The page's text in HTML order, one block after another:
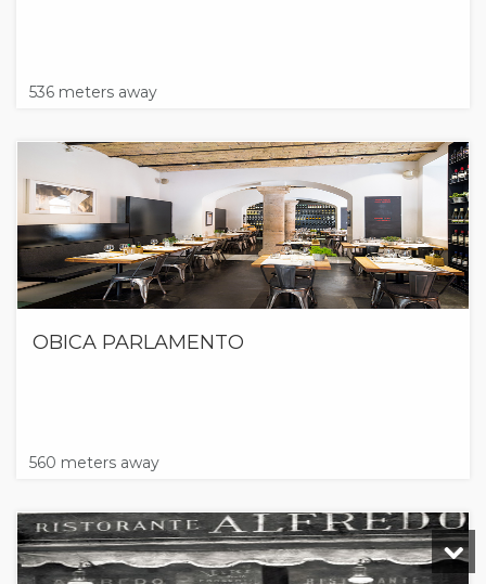
536 meters away
OBICA PARLAMENTO
560 meters away